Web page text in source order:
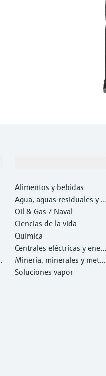
Alimentos y bebidas
Agua, aguas residuales y r
esiduos
Oil & Gas / Naval
Ciencias de la vida
Química
Centrales eléctricas y ener
gía
Minería, minerales y metal
es
Soluciones vapor